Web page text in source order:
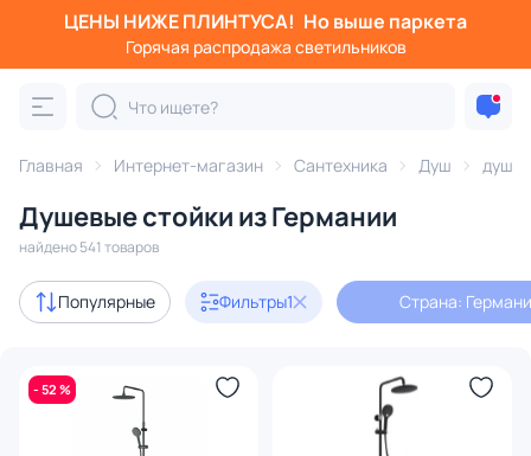
ЦЕНЫ НИЖЕ ПЛИНТУСА! Но выше паркета
Горячая распродажа светильников
Главная Интернет-магазин Сантехника Душ
Душевые стойки из Германии
найдено 541 товаров
Популярные Фильтры1 Страна:
- 52 %
Фильтры
Категория:
гигиенический душ душевые стойки
Акции 41
В наличии 400